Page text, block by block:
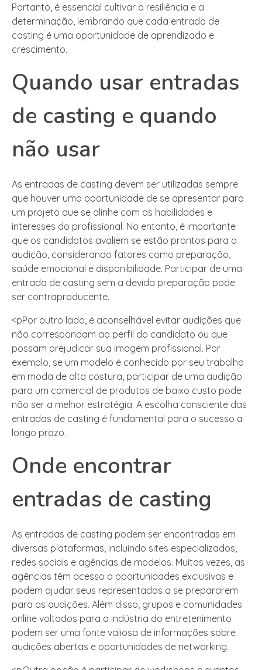
Portanto, é essencial cultivar a resiliência e a
determinação, lembrando que cada entrada de
casting é uma oportunidade de aprendizado e
crescimento.
Quando usar entradas
de casting e quando
não usar
As entradas de casting devem ser utilizadas sempre
que houver uma oportunidade de se apresentar para
um projeto que se alinhe com as habilidades e
interesses do profissional. No entanto, é importante
que os candidatos avaliem se estão prontos para a
audição, considerando fatores como preparação,
saúde emocional e disponibilidade. Participar de uma
entrada de casting sem a devida preparação pode
ser contraproducente.
<pPor outro lado, é aconselhável evitar audições que
não correspondam ao perfil do candidato ou que
possam prejudicar sua imagem profissional. Por
exemplo, se um modelo é conhecido por seu trabalho
em moda de alta costura, participar de uma audição
para um comercial de produtos de baixo custo pode
não ser a melhor estratégia. A escolha consciente das
entradas de casting é fundamental para o sucesso a
longo prazo.
Onde encontrar
entradas de casting
As entradas de casting podem ser encontradas em
diversas plataformas, incluindo sites especializados,
redes sociais e agências de modelos. Muitas vezes, as
agências têm acesso a oportunidades exclusivas e
podem ajudar seus representados a se prepararem
para as audições. Além disso, grupos e comunidades
online voltados para a indústria do entretenimento
podem ser uma fonte valiosa de informações sobre
audições abertas e oportunidades de networking.